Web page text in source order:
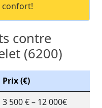
confort!
contre
(6200)
Prix (€)
3 500 € – 12 000€